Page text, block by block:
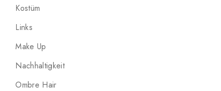
Kostüm
Links
Make Up
Nachhaltigkeit
Ombre Hair